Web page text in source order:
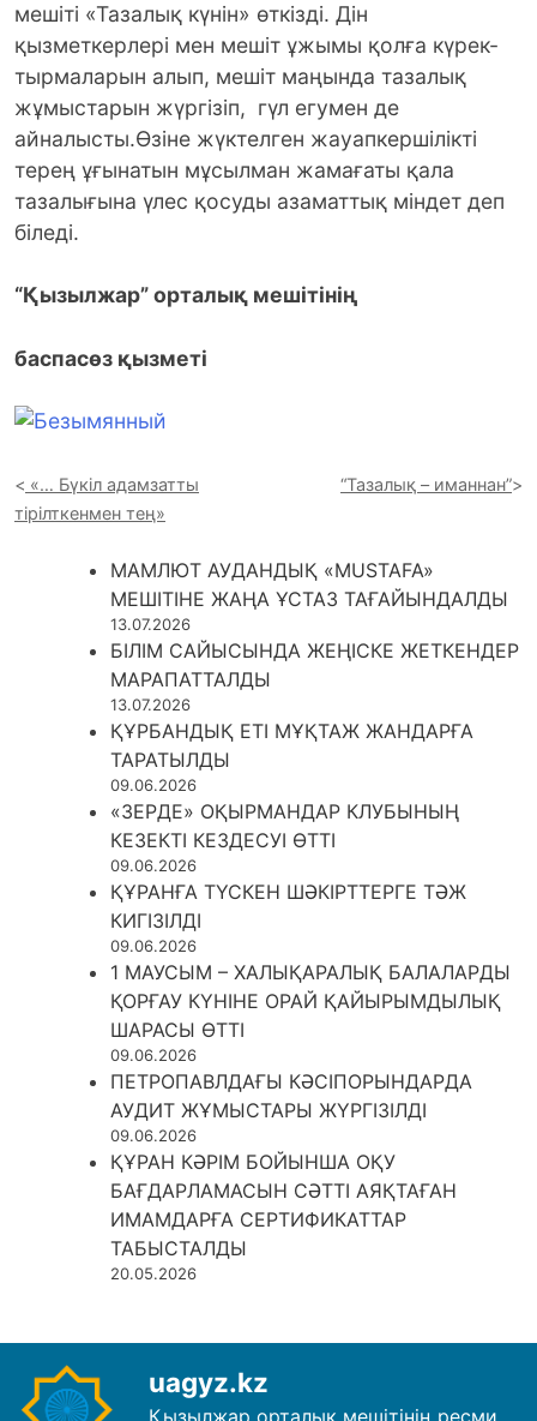
мешіті «Тазалық күнін» өткізді. Дін
қызметкерлері мен мешіт ұжымы қолға күрек-
тырмаларын алып, мешіт маңында тазалық
жұмыстарын жүргізіп, гүл егумен де
айналысты.Өзіне жүктелген жауапкершілікті
терең ұғынатын мұсылман жамағаты қала
тазалығына үлес қосуды азаматтық міндет деп
біледі.
“Қызылжар” орталық мешітінің
баспасөз қызметі
«… Бүкіл адамзатты
тірілткенмен тең»
“Тазалық – иманнан”
МАМЛЮТ АУДАНДЫҚ «MUSTAFA»
МЕШІТІНЕ ЖАҢА ҰСТАЗ ТАҒАЙЫНДАЛДЫ
13.07.2026
БІЛІМ САЙЫСЫНДА ЖЕҢІСКЕ ЖЕТКЕНДЕР
МАРАПАТТАЛДЫ
13.07.2026
ҚҰРБАНДЫҚ ЕТІ МҰҚТАЖ ЖАНДАРҒА
ТАРАТЫЛДЫ
09.06.2026
«ЗЕРДЕ» ОҚЫРМАНДАР КЛУБЫНЫҢ
КЕЗЕКТІ КЕЗДЕСУІ ӨТТІ
09.06.2026
ҚҰРАНҒА ТҮСКЕН ШӘКІРТТЕРГЕ ТӘЖ
КИГІЗІЛДІ
09.06.2026
1 МАУСЫМ – ХАЛЫҚАРАЛЫҚ БАЛАЛАРДЫ
ҚОРҒАУ КҮНІНЕ ОРАЙ ҚАЙЫРЫМДЫЛЫҚ
ШАРАСЫ ӨТТІ
09.06.2026
ПЕТРОПАВЛДАҒЫ КӘСІПОРЫНДАРДА
АУДИТ ЖҰМЫСТАРЫ ЖҮРГІЗІЛДІ
09.06.2026
ҚҰРАН КӘРІМ БОЙЫНША ОҚУ
БАҒДАРЛАМАСЫН СӘТТІ АЯҚТАҒАН
ИМАМДАРҒА СЕРТИФИКАТТАР
ТАБЫСТАЛДЫ
20.05.2026
uagyz.kz
Қызылжар орталық мешітінің ресми